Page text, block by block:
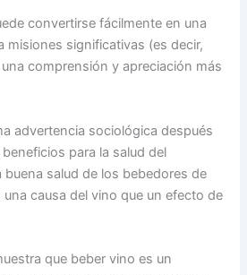
convertirse fácilmente en una
misiones significativas (es decir,
comprensión y apreciación más
advertencia sociológica después
para la salud del
buena salud de los bebedores de
causa del vino que un efecto de
que beber vino es un